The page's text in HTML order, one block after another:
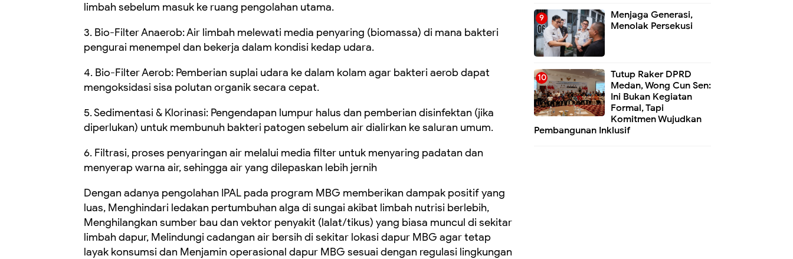
limbah sebelum masuk ke ruang pengolahan utama.
3. Bio-Filter Anaerob: Air limbah melewati media penyaring (biomassa) di mana bakteri
pengurai menempel dan bekerja dalam kondisi kedap udara.
4. Bio-Filter Aerob: Pemberian suplai udara ke dalam kolam agar bakteri aerob dapat
mengoksidasi sisa polutan organik secara cepat.
5. Sedimentasi & Klorinasi: Pengendapan lumpur halus dan pemberian disinfektan (jika
diperlukan) untuk membunuh bakteri patogen sebelum air dialirkan ke saluran umum.
6. Filtrasi, proses penyaringan air melalui media filter untuk menyaring padatan dan
menyerap warna air, sehingga air yang dilepaskan lebih jernih
Dengan adanya pengolahan IPAL pada program MBG memberikan dampak positif yang
luas, Menghindari ledakan pertumbuhan alga di sungai akibat limbah nutrisi berlebih,
Menghilangkan sumber bau dan vektor penyakit (lalat/tikus) yang biasa muncul di sekitar
limbah dapur, Melindungi cadangan air bersih di sekitar lokasi dapur MBG agar tetap
layak konsumsi dan Menjamin operasional dapur MBG sesuai dengan regulasi lingkungan
Menjaga Generasi,
Menolak Persekusi
Tutup Raker DPRD
Medan, Wong Cun Sen:
Ini Bukan Kegiatan
Formal, Tapi
Komitmen Wujudkan
Pembangunan Inklusif